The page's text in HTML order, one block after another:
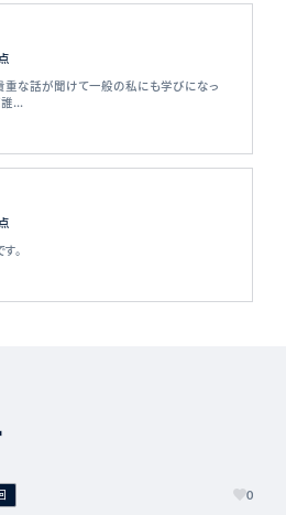
な話が聞けて一般の私にも学びになっ
...
。
0